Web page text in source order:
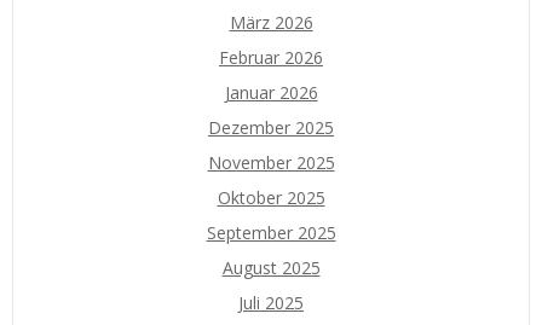
März 2026
Februar 2026
Januar 2026
Dezember 2025
November 2025
Oktober 2025
September 2025
August 2025
Juli 2025